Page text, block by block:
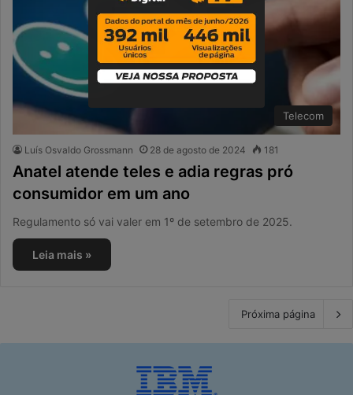
Telecom
Luís Osvaldo Grossmann 28 de agosto de 2024 181
Anatel atende teles e adia regras pró
consumidor em um ano
Regulamento só vai valer em 1º de setembro de 2025.
Leia mais »
Próxima página